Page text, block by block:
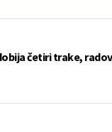
četiri trake,